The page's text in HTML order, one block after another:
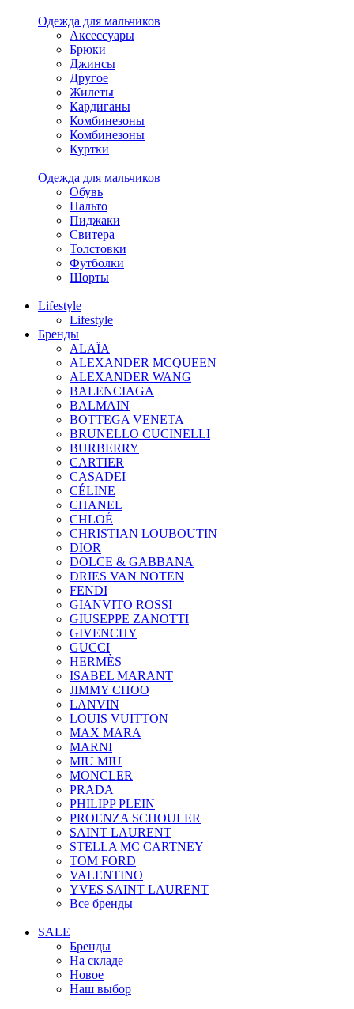
Одежда для мальчиков
Аксессуары
Брюки
Джинсы
Другое
Жилеты
Кардиганы
Комбинезоны
Комбинезоны
Куртки
Одежда для мальчиков
Обувь
Пальто
Пиджаки
Свитера
Толстовки
Футболки
Шорты
Lifestyle
Lifestyle
Бренды
ALAÏA
ALEXANDER MCQUEEN
ALEXANDER WANG
BALENCIAGA
BALMAIN
BOTTEGA VENETA
BRUNELLO CUCINELLI
BURBERRY
CARTIER
CASADEI
CÉLINE
CHANEL
CHLOÉ
CHRISTIAN LOUBOUTIN
DIOR
DOLCE & GABBANA
DRIES VAN NOTEN
FENDI
GIANVITO ROSSI
GIUSEPPE ZANOTTI
GIVENCHY
GUCCI
HERMÈS
ISABEL MARANT
JIMMY CHOO
LANVIN
LOUIS VUITTON
MAX MARA
MARNI
MIU MIU
MONCLER
PRADA
PHILIPP PLEIN
PROENZA SCHOULER
SAINT LAURENT
STELLA MC CARTNEY
TOM FORD
VALENTINO
YVES SAINT LAURENT
Все бренды
SALE
Бренды
На складе
Новое
Наш выбор